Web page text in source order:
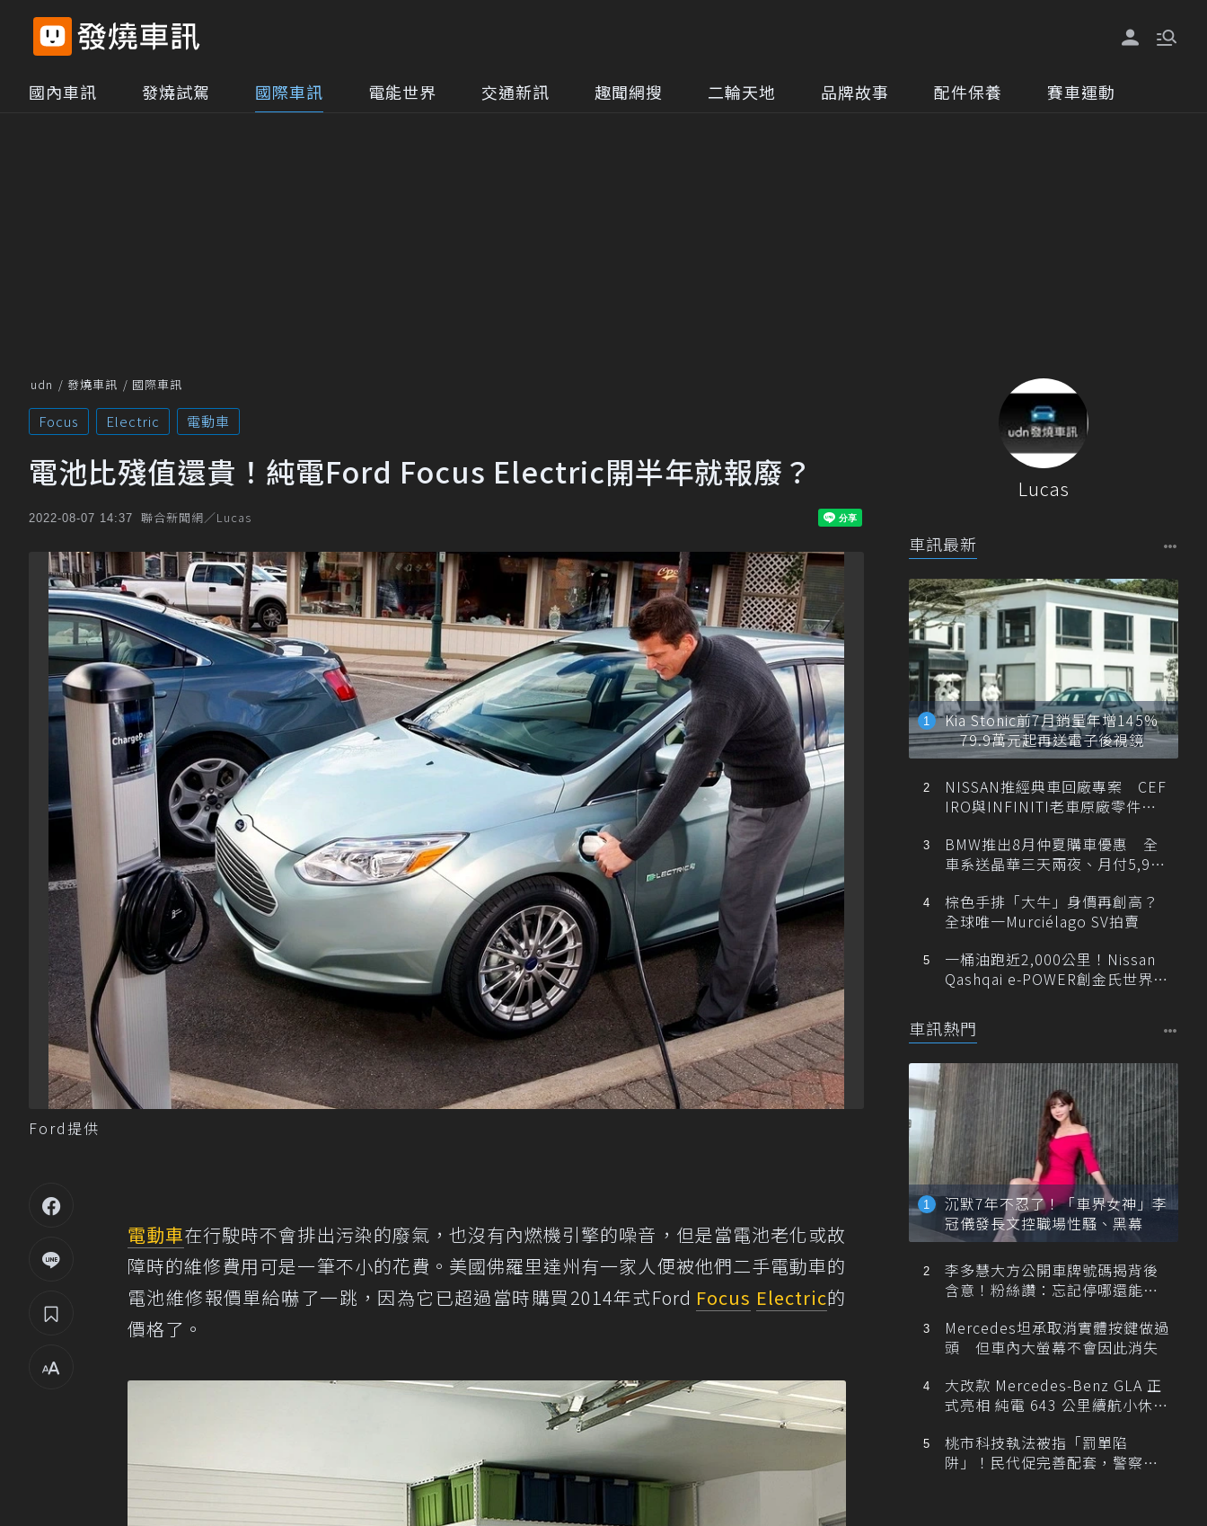
國內車訊 發燒試駕 國際車訊 電能世界 交通新訊 趣聞網搜 二輪天地 品牌故事 配件保養 賽車運動
udn 發燒車訊 國際車訊
Focus Electric 電動車
電池比殘值還貴！純電Ford Focus Electric開半年就報廢？
2022-08-07 14:37 聯合新聞網／Lucas
Ford提供
電動車在行駛時不會排出污染的廢氣，也沒有內燃機引擎的噪音，但是當電池老化或故
障時的維修費用可是一筆不小的花費。美國佛羅里達州有一家人便被他們二手電動車的
電池維修報價單給嚇了一跳，因為它已超過當時購買2014年式Ford Focus Electric的
價格了。
Lucas
車訊最新
Kia Stonic前7月銷量年增145%
79.9萬元起再送電子後視鏡
NISSAN推經典車回廠專案 CEF
IRO與INFINITI老車原廠零件最
BMW推出8月仲夏購車優惠 全
車系送晶華三天兩夜、月付5,900
棕色手排「大牛」身價再創高？
全球唯一Murciélago SV拍賣
一桶油跑近2,000公里！Nissan
Qashqai e-POWER創金氏世界紀
車訊熱門
沉默7年不忍了！「車界女神」李
冠儀發長文控職場性騷、黑幕
李多慧大方公開車牌號碼揭背後
含意！粉絲讚：忘記停哪還能幫
Mercedes坦承取消實體按鍵做過
頭 但車內大螢幕不會因此消失
大改款 Mercedes-Benz GLA 正
式亮相 純電 643 公里續航小休
桃市科技執法被指「罰單陷
阱」！民代促完善配套，警察局